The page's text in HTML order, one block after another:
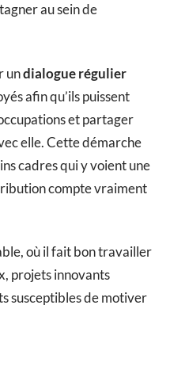
au sein de
undialogue régulier
afin qu’ils puissent
et partager
elle. Cette démarche
cadres qui y voient une
compte vraiment
où il fait bon travailler
projets innovants
susceptibles de motiver